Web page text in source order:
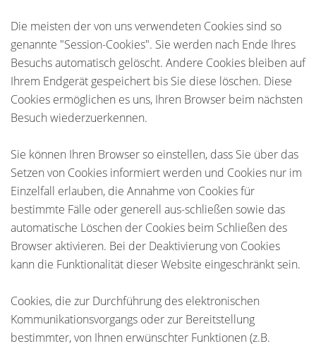
Die meisten der von uns verwendeten Cookies sind so
genannte "Session-Cookies". Sie werden nach Ende Ihres
Besuchs automatisch gelöscht. Andere Cookies bleiben auf
Ihrem Endgerät gespeichert bis Sie diese löschen. Diese
Cookies ermöglichen es uns, Ihren Browser beim nächsten
Besuch wiederzuerkennen.
Sie können Ihren Browser so einstellen, dass Sie über das
Setzen von Cookies informiert werden und Cookies nur im
Einzelfall erlauben, die Annahme von Cookies für
bestimmte Fälle oder generell aus-schließen sowie das
automatische Löschen der Cookies beim Schließen des
Browser aktivieren. Bei der Deaktivierung von Cookies
kann die Funktionalität dieser Website eingeschränkt sein.
Cookies, die zur Durchführung des elektronischen
Kommunikationsvorgangs oder zur Bereitstellung
bestimmter, von Ihnen erwünschter Funktionen (z.B.